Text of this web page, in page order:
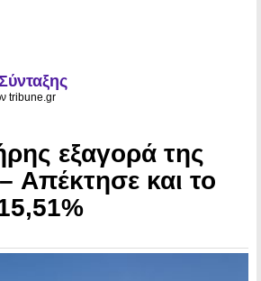
tribune.gr
εξαγορά της
Απέκτησε και το